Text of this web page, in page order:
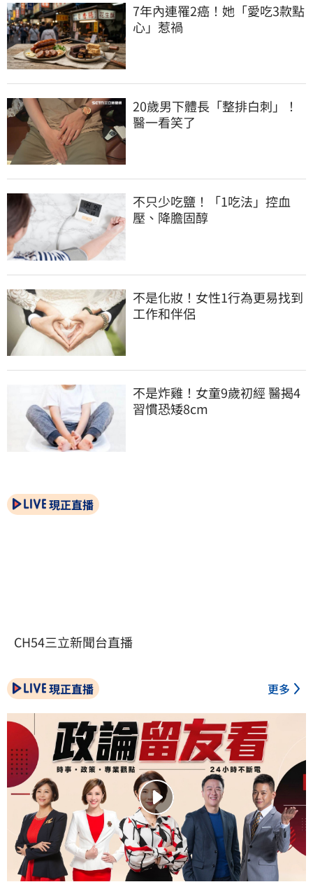
7年內連罹2癌！她「愛吃3款點
心」惹禍
20歲男下體長「整排白刺」！
醫一看笑了
不只少吃鹽！「1吃法」控血
壓、降膽固醇
不是化妝！女性1行為更易找到
工作和伴侶
不是炸雞！女童9歲初經 醫揭4
習慣恐矮8cm
現正直播
CH54三立新聞台直播
現正直播 更多